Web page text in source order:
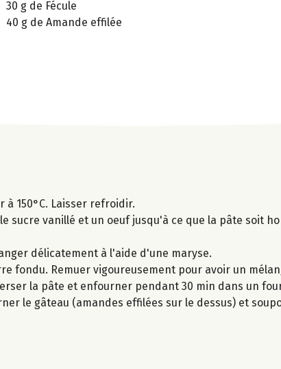
30 g de Fécule
40 g de Amande effilée
150°C. Laisser refroidir.
sucre vanillé et un oeuf jusqu'à ce que la pâte soit
délicatement à l'aide d'une maryse.
fondu. Remuer vigoureusement pour avoir un
la pâte et enfourner pendant 30 min dans un four
le gâteau (amandes effilées sur le dessus) et